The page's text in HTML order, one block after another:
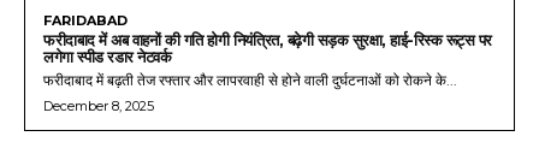
FARIDABAD
फरीदाबाद में अब वाहनों की गति होगी नियंत्रित, बढ़ेगी सड़क सुरक्षा, हाई-रिस्क रूट्स पर
लगेगा स्पीड रडार नेटवर्क
फरीदाबाद में बढ़ती तेज रफ्तार और लापरवाही से होने वाली दुर्घटनाओं को रोकने के...
December 8, 2025